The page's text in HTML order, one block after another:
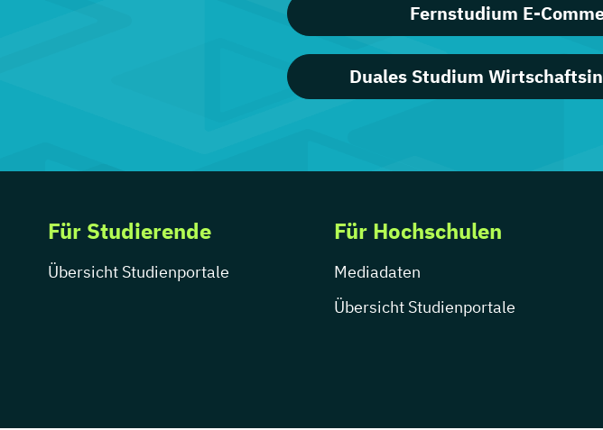
Fernstudium E-
Duales Studium
Für Studierende
Übersicht Studienportale
Für Hochschulen
Mediadaten
Übersicht Studienportale